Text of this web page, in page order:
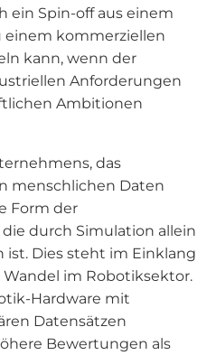
ein Spin-off aus einem
einem kommerziellen
kann, wenn der
Anforderungen
Ambitionen
das
menschlichen Daten
Form der
durch Simulation allein
ist. Dies steht im Einklang
im Robotiksektor.
Hardware mit
Datensätzen
Bewertungen als